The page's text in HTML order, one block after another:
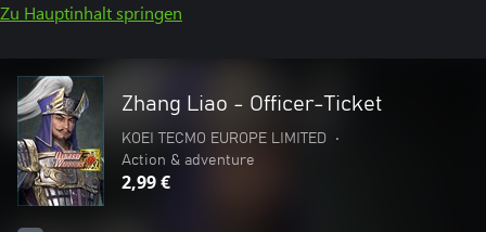
Zu Hauptinhalt springen
Zhang Liao - Officer-Ticket
KOEI TECMO EUROPE LIMITED
•
Action & adventure
2,99 €